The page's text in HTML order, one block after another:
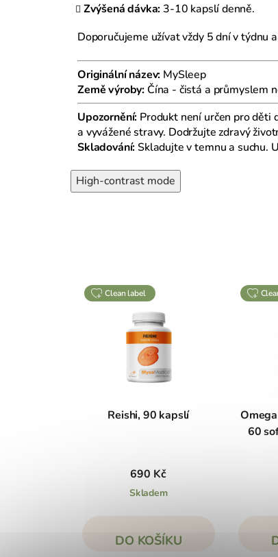
Zvýšená dávka: 3-10 kapslí denně.
Doporučujeme užívat vždy 5 dní v týdnu
Originální název: MySleep
Země výroby: Čína - čistá a průmyslem
Upozornění: Produkt není určen pro děti
a vyvážené stravy. Dodržujte zdravý
Skladování:Skladujte v temnu a suchu.
High-contrast mode
clean label
Reishi, 90 kapslí
690 Kč
Skladem
DO KOŠÍKU
60